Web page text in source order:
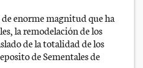
enorme magnitud que ha
la remodelación de los
de la totalidad de los
de Sementales de